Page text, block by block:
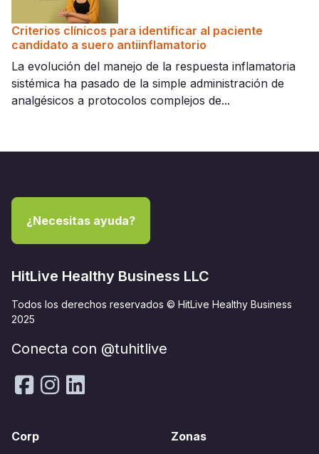
Criterios clínicos para identificar al paciente
candidato a suero antiinflamatorio
La evolución del manejo de la respuesta inflamatoria
sistémica ha pasado de la simple administración de
analgésicos a protocolos complejos de...
¿Necesitas ayuda?
HitLive Healthy Business LLC
Todos los derechos reservados © HitLive Healthy Business
2025
Conecta con @tuhitlive
Corp Zonas